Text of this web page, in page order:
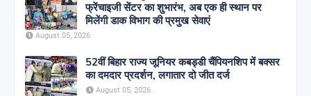
फ्रेंचाइजी सेंटर का शुभारंभ, अब एक ही स्थान पर
मिलेंगी डाक विभाग की प्रमुख सेवाएं
August 05, 2026
52वीं बिहार राज्य जूनियर कबड्डी चैंपियनशिप में बक्सर
का दमदार प्रदर्शन, लगातार दो जीत दर्ज
August 05, 2026